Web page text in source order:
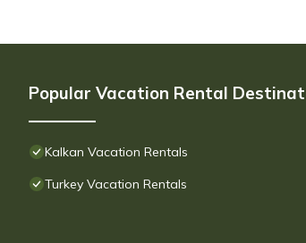
Popular Vacation Rental
Kalkan Vacation Rentals
Turkey Vacation Rentals